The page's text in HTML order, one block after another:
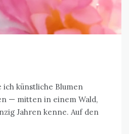
ich künstliche Blumen
— mitten in einem Wald,
Jahren kenne. Auf den